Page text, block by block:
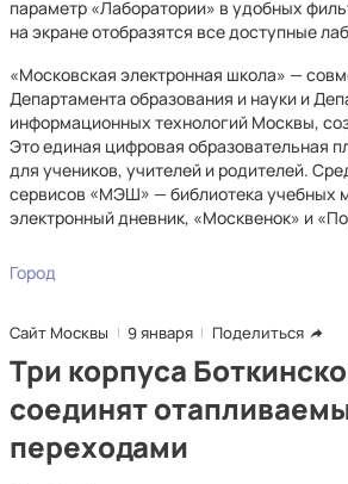
параметр «Лаборатории» в удобных
на экране отобразятся все доступные
«Московская электронная школа» —
Департамента образования и науки и
информационных технологий Москвы,
Это единая цифровая образовательная
для учеников, учителей и родителей.
сервисов «МЭШ» — библиотека учебных
электронный дневник, «Москвенок» и
Город
Сайт Москвы 9 января Поделиться
Три корпуса
соединят
переходами